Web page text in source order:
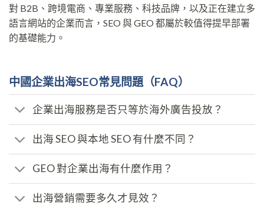
對 B2B、跨境電商、專業服務、科技品牌，以及正在建立多
語言網站的企業而言，SEO 與 GEO 都屬於較值得提早部署
的基礎能力。
中國企業出海SEO常見問題（FAQ）
企業出海服務是否只等於海外廣告投放？
出海 SEO 與本地 SEO 有什麼不同？
GEO 對企業出海有什麼作用？
出海營銷需要多久才見效？